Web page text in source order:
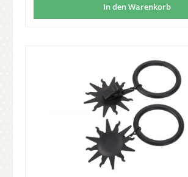
In den Warenkorb